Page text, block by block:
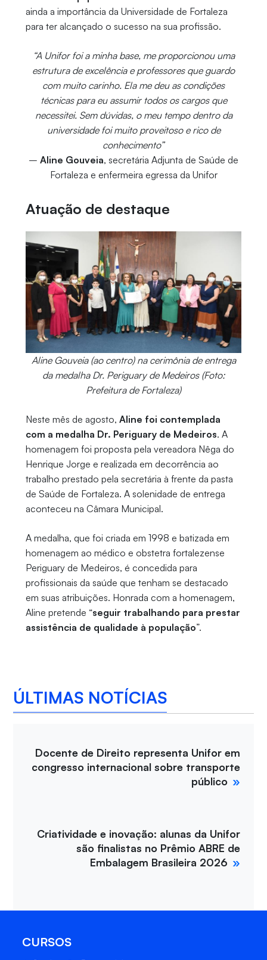
ainda a importância da Universidade de Fortaleza
para ter alcançado o sucesso na sua profissão.
“A Unifor foi a minha base, me proporcionou uma
estrutura de excelência e professores que guardo
com muito carinho. Ela me deu as condições
técnicas para eu assumir todos os cargos que
necessitei. Sem dúvidas, o meu tempo dentro da
universidade foi muito proveitoso e rico de
conhecimento”
– Aline Gouveia, secretária Adjunta de Saúde de
Fortaleza e enfermeira egressa da Unifor
Atuação de destaque
Aline Gouveia (ao centro) na cerimônia de entrega
da medalha Dr. Periguary de Medeiros (Foto:
Prefeitura de Fortaleza)
Neste mês de agosto, Aline foi contemplada
com a medalha Dr. Periguary de Medeiros. A
homenagem foi proposta pela vereadora Nêga do
Henrique Jorge e realizada em decorrência ao
trabalho prestado pela secretária à frente da pasta
de Saúde de Fortaleza. A solenidade de entrega
aconteceu na Câmara Municipal.
A medalha, que foi criada em 1998 e batizada em
homenagem ao médico e obstetra fortalezense
Periguary de Medeiros, é concedida para
profissionais da saúde que tenham se destacado
em suas atribuições. Honrada com a homenagem,
Aline pretende “seguir trabalhando para prestar
assistência de qualidade à população”.
ÚLTIMAS NOTÍCIAS
Docente de Direito representa Unifor em
congresso internacional sobre transporte
público
Criatividade e inovação: alunas da Unifor
são finalistas no Prêmio ABRE de
Embalagem Brasileira 2026
CURSOS